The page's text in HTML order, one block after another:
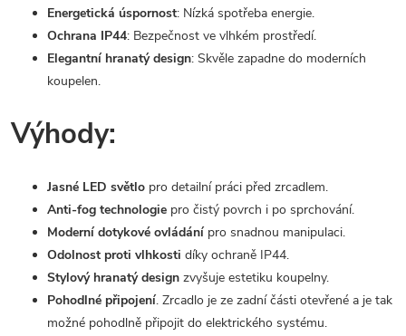
Energetická úspornost: Nízká spotřeba energie.
Ochrana IP44: Bezpečnost ve vlhkém prostředí.
Elegantní hranatý design: Skvěle zapadne do moderních
koupelen.
Výhody:
Jasné LED světlo pro detailní práci před zrcadlem.
Anti-fog technologie pro čistý povrch i po sprchování.
Moderní dotykové ovládání pro snadnou manipulaci.
Odolnost proti vlhkosti díky ochraně IP44.
Stylový hranatý design zvyšuje estetiku koupelny.
Pohodlné připojení. Zrcadlo je ze zadní části otevřené a je tak
možné pohodlně připojit do elektrického systému.